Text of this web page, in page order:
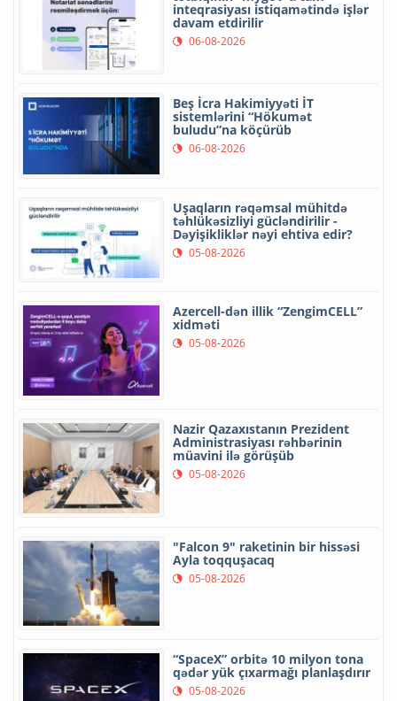
inteqrasiyası istiqamətində işlər
davam etdirilir
06-08-2026
Beş İcra Hakimiyyəti İT
sistemlərini “Hökumət
buludu”na köçürüb
06-08-2026
Uşaqların rəqəmsal mühitdə
təhlükəsizliyi gücləndirilir -
Dəyişikliklər nəyi ehtiva edir?
05-08-2026
Azercell-dən illik “ZengimCELL”
xidməti
05-08-2026
Nazir Qazaxıstanın Prezident
Administrasiyası rəhbərinin
müavini ilə görüşüb
05-08-2026
"Falcon 9" raketinin bir hissəsi
Ayla toqquşacaq
05-08-2026
“SpaceX” orbitə 10 milyon tona
qədər yük çıxarmağı planlaşdırır
05-08-2026